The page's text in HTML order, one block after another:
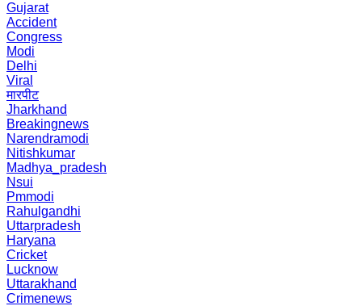
Gujarat
Accident
Congress
Modi
Delhi
Viral
मारपीट
Jharkhand
Breakingnews
Narendramodi
Nitishkumar
Madhya_pradesh
Nsui
Pmmodi
Rahulgandhi
Uttarpradesh
Haryana
Cricket
Lucknow
Uttarakhand
Crimenews